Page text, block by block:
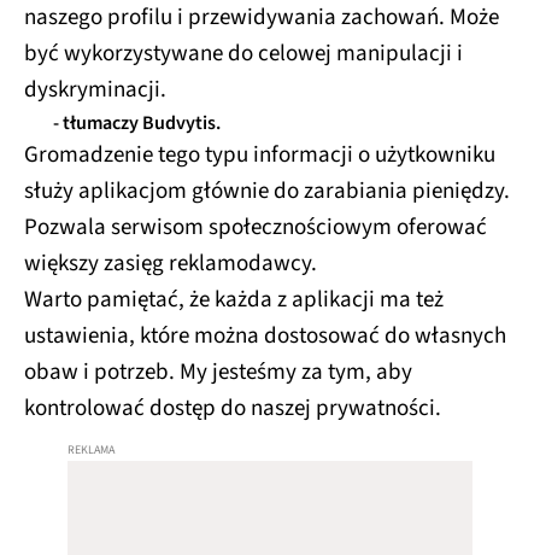
naszego profilu i przewidywania zachowań. Może
być wykorzystywane do celowej manipulacji i
dyskryminacji.
- tłumaczy Budvytis.
Gromadzenie tego typu informacji o użytkowniku
służy aplikacjom głównie do zarabiania pieniędzy.
Pozwala serwisom społecznościowym oferować
większy zasięg reklamodawcy.
Warto pamiętać, że każda z aplikacji ma też
ustawienia, które można dostosować do własnych
obaw i potrzeb. My jesteśmy za tym, aby
kontrolować dostęp do naszej prywatności.